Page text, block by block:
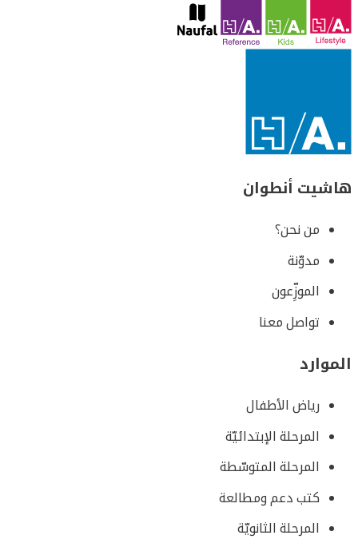
هاشيت أنطوان
من نحن؟
مدوّنة
الموزِّعون
تواصل معنا
الموارد
رياض الأطفال
المرحلة الإبتدائيّة
المرحلة المتوسّطة
كتب دعم ومطالعة
المرحلة الثانويّة